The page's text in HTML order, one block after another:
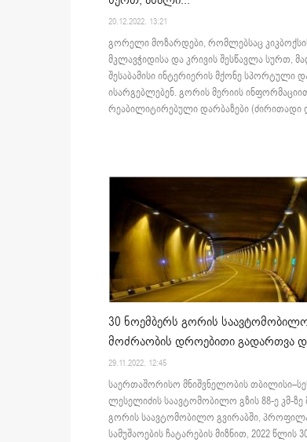
20.12.2022. 13:21
გორელი მოზარდები, რომლებსაც
მკლავჭიდისა და კრივის შესწავლა სურთ,
შესაბამისი ინტერიერის მქონე სპორტული
ისარგებლებენ. გორის მერიის
რეაბილიტირებული დარბაზები (ძირითადი
30 ნოემბერს გორის
მოძრაობის დროებითი გადართვა
29.11.2022. 12:45
საერთაშორისო მნიშვნელობის
ლესელიძის საავტომობილო გზის 88-ე კმ-ზე
გორის საავტომობილო გვირაბში,
სამუშაოების ჩატარების მიზნით, 2022 წლის